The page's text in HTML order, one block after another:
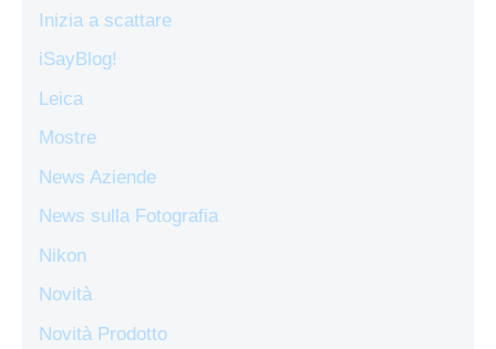
Inizia a scattare
iSayBlog!
Leica
Mostre
News Aziende
News sulla Fotografia
Nikon
Novità
Novità Prodotto